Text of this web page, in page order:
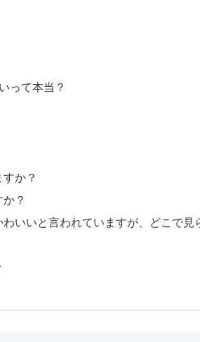
って本当？
か？
？
いいと言われていますが、どこで見